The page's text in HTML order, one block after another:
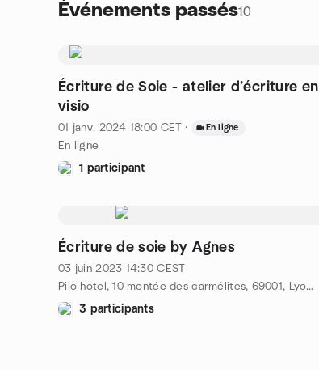
Événements passés10
Écriture de Soie - atelier d’écriture en
visio
01 janv. 2024 18:00 CET · En ligne
En ligne
1 participant
Écriture de soie by Agnes
03 juin 2023 14:30 CEST
Pilo hotel, 10 montée des carmélites, 69001, Lyon, FR
3 participants